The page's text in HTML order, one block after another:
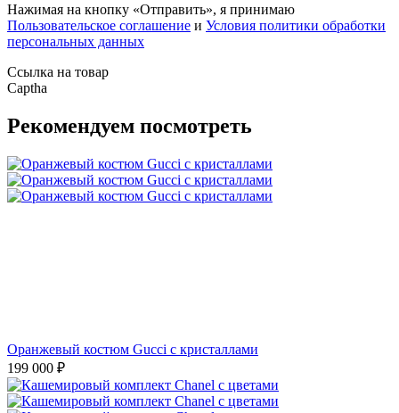
Нажимая на кнопку «Отправить», я принимаю
Пользовательское соглашение и Условия политики обработки
персональных данных
Ссылка на товар
Captha
Рекомендуем посмотреть
Оранжевый костюм Gucci с кристаллами
199 000 ₽